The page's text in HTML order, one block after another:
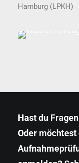
Hamburg (LPKH)
Hast du
Oder